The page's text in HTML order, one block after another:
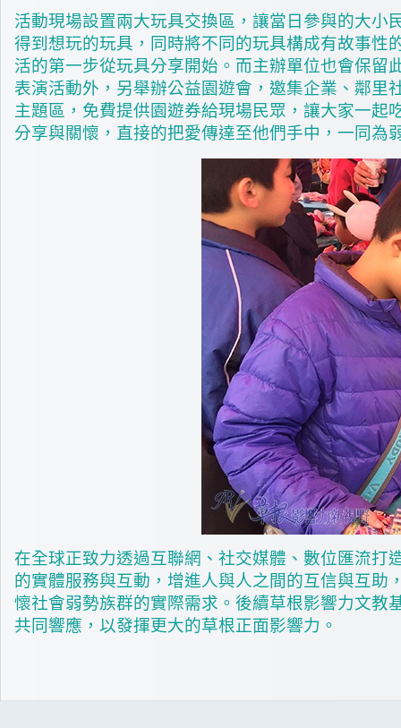
活動現場設置兩大玩具交換區，讓當日參與的大
得到想玩的玩具，同時將不同的玩具構成有故事性
活的第一步從玩具分享開始。而主辦單位也會保
表演活動外，另舉辦公益園遊會，邀集企業、鄰
主題區，免費提供園遊券給現場民眾，讓大家一
分享與關懷，直接的把愛傳達至他們手中，一同為
在全球正致力透過互聯網、社交媒體、數位匯流打
的實體服務與互動，增進人與人之間的互信與互
懷社會弱勢族群的實際需求。後續草根影響力文教
共同響應，以發揮更大的草根正面影響力。